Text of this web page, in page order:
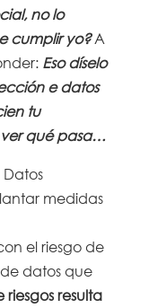
no lo
cumplir yo?A
Eso díselo
e datos
tu
qué pasa…
medidas
el riesgo de
datos que
riesgos resulta